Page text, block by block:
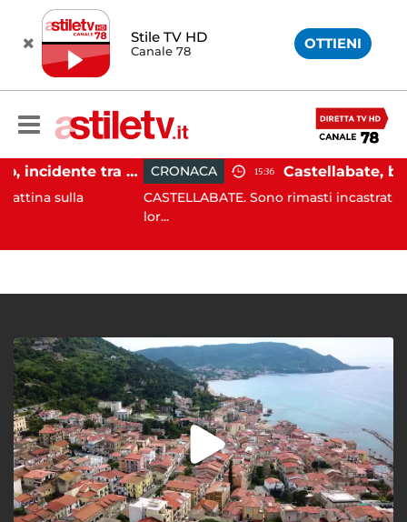
Stile TV HD
Canale 78 OTTIENI
Pontecagnano, incidente tra due auto: 4 feriti CRONACA 15:36
CASTELLABATE. Sono rimasti incastrati sugli